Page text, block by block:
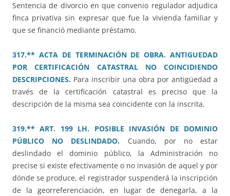
Sentencia de divorcio en que convenio regulador adjudica
finca privativa sin expresar que fue la vivienda familiar y
que se financió mediante préstamo.
317.** ACTA DE TERMINACIÓN DE OBRA. ANTIGUEDAD
POR CERTIFICACIÓN CATASTRAL NO COINCIDIENDO
DESCRIPCIONES. Para inscribir una obra por antigüedad a
través de la certificación catastral es preciso que la
descripción de la misma sea coincidente con la inscrita.
319.** ART. 199 LH. POSIBLE INVASIÓN DE DOMINIO
PÚBLICO NO DESLINDADO. Cuando, por no estar
deslindado el dominio público, la Administración no
precise si existe efectivamente o no invasión de aquel y por
dónde se produce, el registrador suspenderá la inscripción
de la georreferenciación, en lugar de denegarla, a la